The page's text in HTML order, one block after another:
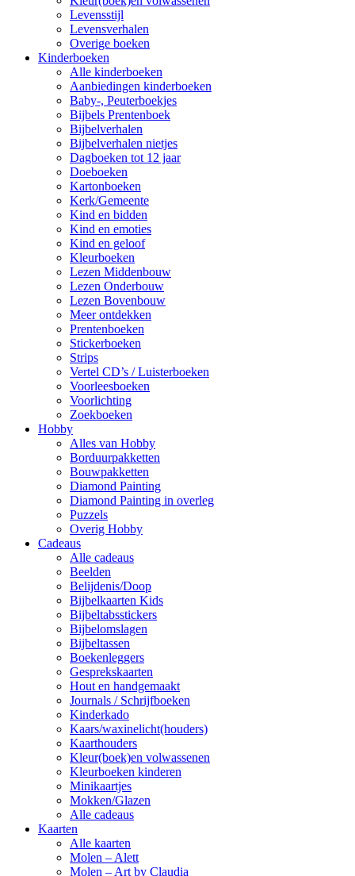
Levensstijl
Levensverhalen
Overige boeken
Kinderboeken
Alle kinderboeken
Aanbiedingen kinderboeken
Baby-, Peuterboekjes
Bijbels Prentenboek
Bijbelverhalen
Bijbelverhalen nietjes
Dagboeken tot 12 jaar
Doeboeken
Kartonboeken
Kerk/Gemeente
Kind en bidden
Kind en emoties
Kind en geloof
Kleurboeken
Lezen Middenbouw
Lezen Onderbouw
Lezen Bovenbouw
Meer ontdekken
Prentenboeken
Stickerboeken
Strips
Vertel CD’s / Luisterboeken
Voorleesboeken
Voorlichting
Zoekboeken
Hobby
Alles van Hobby
Borduurpakketten
Bouwpakketten
Diamond Painting
Diamond Painting in overleg
Puzzels
Overig Hobby
Cadeaus
Alle cadeaus
Beelden
Belijdenis/Doop
Bijbelkaarten Kids
Bijbeltabsstickers
Bijbelomslagen
Bijbeltassen
Boekenleggers
Gesprekskaarten
Hout en handgemaakt
Journals / Schrijfboeken
Kinderkado
Kaars/waxinelicht(houders)
Kaarthouders
Kleur(boek)en volwassenen
Kleurboeken kinderen
Minikaartjes
Mokken/Glazen
Alle cadeaus
Kaarten
Alle kaarten
Molen – Alett
Molen – Art by Claudia